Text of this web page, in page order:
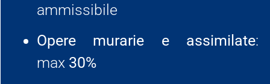
ammissibile
Opere murarie e assimilate:
max 30%